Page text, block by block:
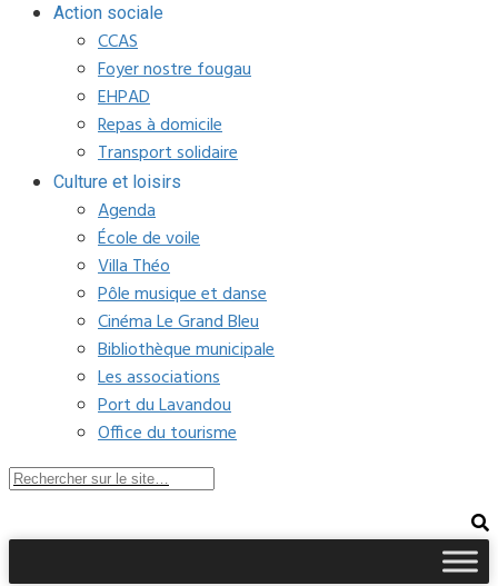
Action sociale
CCAS
Foyer nostre fougau
EHPAD
Repas à domicile
Transport solidaire
Culture et loisirs
Agenda
École de voile
Villa Théo
Pôle musique et danse
Cinéma Le Grand Bleu
Bibliothèque municipale
Les associations
Port du Lavandou
Office du tourisme